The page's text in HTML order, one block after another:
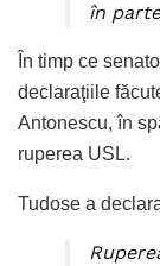
în
În timp ce
declaraţiile
Antonescu, în
ruperea USL.
Tudose a